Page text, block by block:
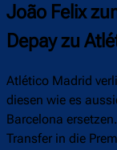
João Felix
Depay zu
Atlético Madrid
diesen wie es
Barcelona
Transfer in die